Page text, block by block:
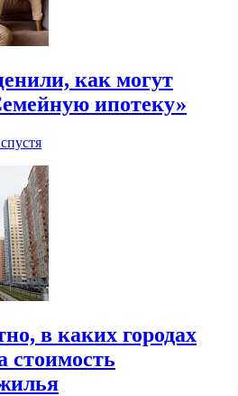
как могут
ипотеку»
в каких городах
стоимость